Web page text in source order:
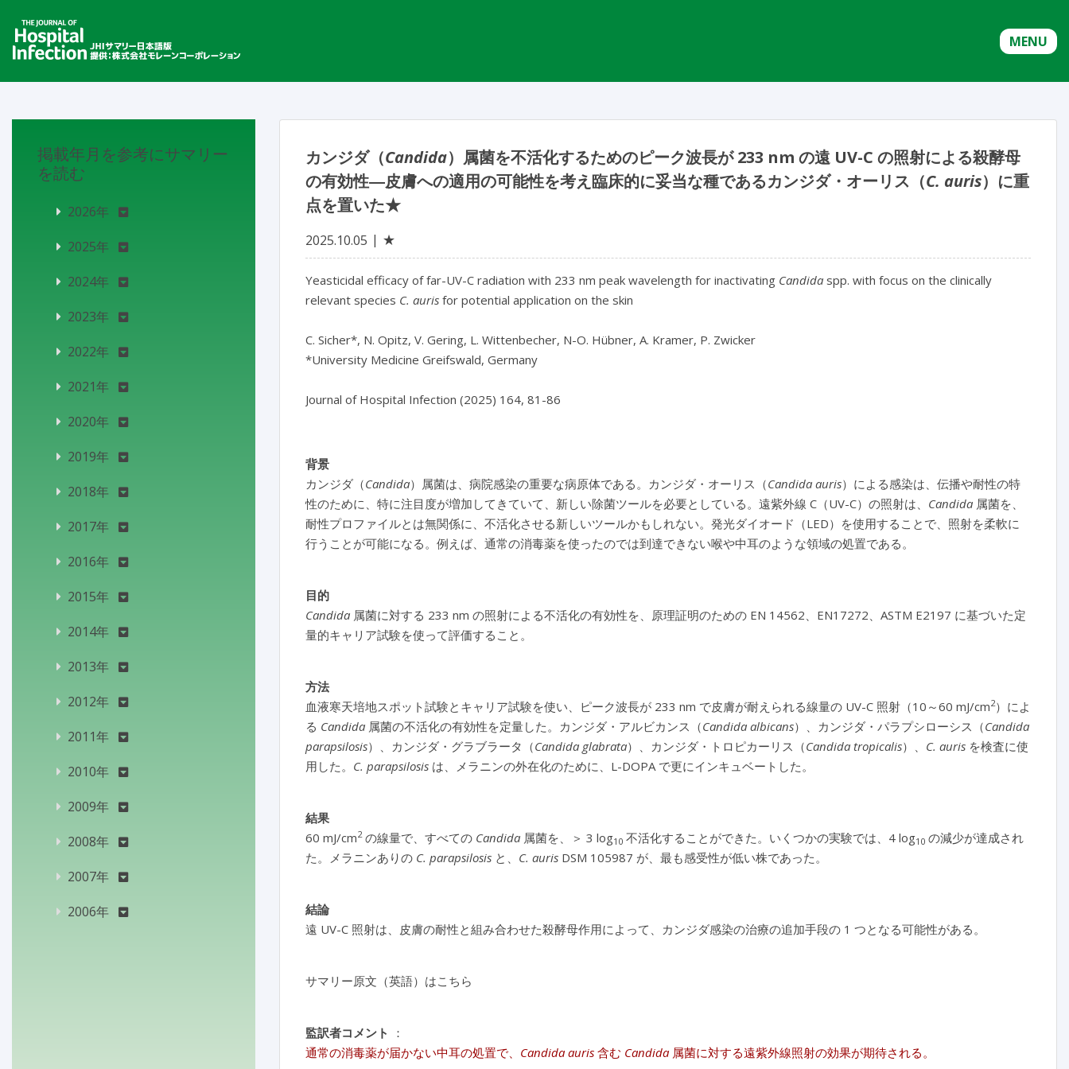
MENU
カンジダ（Candida）属菌を不活化するためのピーク波長が 233 nm の遠 UV-C の照射による殺酵母
の有効性―皮膚への適用の可能性を考え臨床的に妥当な種であるカンジダ・オーリス（C. auris）に重
点を置いた★
2025.10.05 ★
Yeasticidal efficacy of far-UV-C radiation with 233 nm peak wavelength for inactivating Candida spp. with focus on the clinically
relevant species C. auris for potential application on the skin
C. Sicher*, N. Opitz, V. Gering, L. Wittenbecher, N-O. Hübner, A. Kramer, P. Zwicker
*University Medicine Greifswald, Germany
背景
カンジダ（Candida）属菌は、病院感染の重要な病原体である。カンジダ・オーリス（Candida auris）による感染は、伝播や耐性の特
性のために、特に注目度が増加してきていて、新しい除菌ツールを必要としている。遠紫外線 C（UV-C）の照射は、 Candida 属菌を、
耐性プロファイルとは無関係に、不活化させる新しいツールかもしれない。発光ダイオード（LED）を使用することで、照射を柔軟に
行うことが可能になる。例えば、通常の消毒薬を使ったのでは到達できない喉や中耳のような領域の処置である。
目的
Candida 属菌に対する 233 nm の照射による不活化の有効性を、原理証明のための EN 14562、EN17272、ASTM E2197 に基づいた定
量的キャリア試験を使って評価すること。
方法
血液寒天培地スポット試験とキャリア試験を使い、ピーク波長が 233 nm で皮膚が耐えられる線量の UV-C 照射（10～60 mJ/cm2）によ
る Candida 属菌の不活化の有効性を定量した。カンジダ・アルビカンス（Candida albicans）、カンジダ・パラプシローシス（Candida
parapsilosis）、カンジダ・グラブラータ（Candida glabrata）、カンジダ・トロピカーリス（Candida tropicalis）、 C. auris を検査に使
用した。 C. parapsilosis は、メラニンの外在化のために、L-DOPA で更にインキュベートした。
結果
60 mJ/cm2の線量で、すべての Candida 属菌を、＞ 3 log10 不活化することができた。いくつかの実験では、4 log10 の減少が達成され
た。メラニンありの C. parapsilosis と、 C. auris DSM 105987 が、最も感受性が低い株であった。
結論
遠 UV-C 照射は、皮膚の耐性と組み合わせた殺酵母作用によって、カンジダ感染の治療の追加手段の 1 つとなる可能性がある。
サマリー原文（英語）はこちら
監訳者コメント
：
通常の消毒薬が届かない中耳の処置で、 Candida auris 含む Candida 属菌に対する遠紫外線照射の効果が期待される。
掲載年月を参考にサマリー
を読む
2026年
2025年
2024年
2023年
2022年
2021年
2020年
2019年
2018年
2017年
2016年
2015年
2014年
2013年
2012年
2011年
2010年
2009年
2008年
2007年
2006年